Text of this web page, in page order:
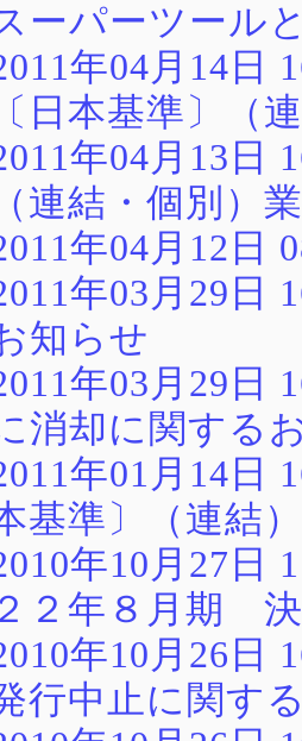
ーパーツール
年04月14日
〔日本基準〕（
年04月13日
（連結・個別）
年04月12日
年03月29日
知らせ
年03月29日
消却に関する
年01月14日
基準〕（連結）
年10月27日
２２年８月期
年10月26日
行中止に関す